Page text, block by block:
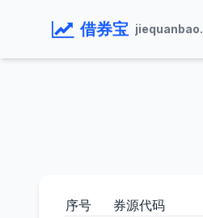
借券宝
序号 券源代码